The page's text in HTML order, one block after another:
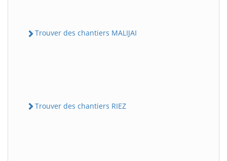
Trouver des chantiers MALIJAI
Trouver des chantiers RIEZ